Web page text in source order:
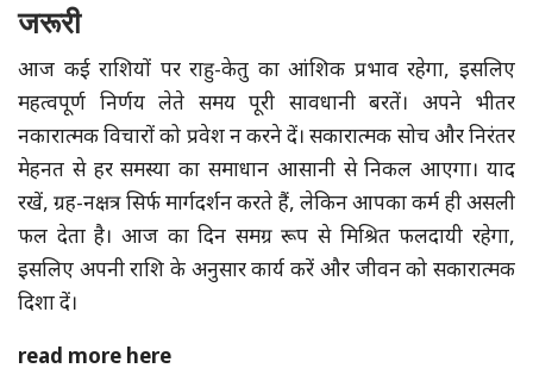
जरूरी
आज कई राशियों पर राहु-केतु का आंशिक प्रभाव रहेगा, इसलिए
महत्वपूर्ण निर्णय लेते समय पूरी सावधानी बरतें। अपने भीतर
नकारात्मक विचारों को प्रवेश न करने दें। सकारात्मक सोच और निरंतर
मेहनत से हर समस्या का समाधान आसानी से निकल आएगा। याद
रखें, ग्रह-नक्षत्र सिर्फ मार्गदर्शन करते हैं, लेकिन आपका कर्म ही असली
फल देता है। आज का दिन समग्र रूप से मिश्रित फलदायी रहेगा,
इसलिए अपनी राशि के अनुसार कार्य करें और जीवन को सकारात्मक
दिशा दें।
read more here